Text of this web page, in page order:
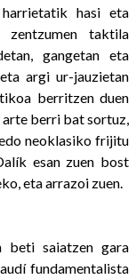
hasi eta
zentzumen taktila
gangetan eta
argi ur-jauzietan
berritzen duen
berri bat sortuz,
neoklasiko frijitu
esan zuen bost
eta arrazoi zuen.
beti saiatzen gara
fundamentalista